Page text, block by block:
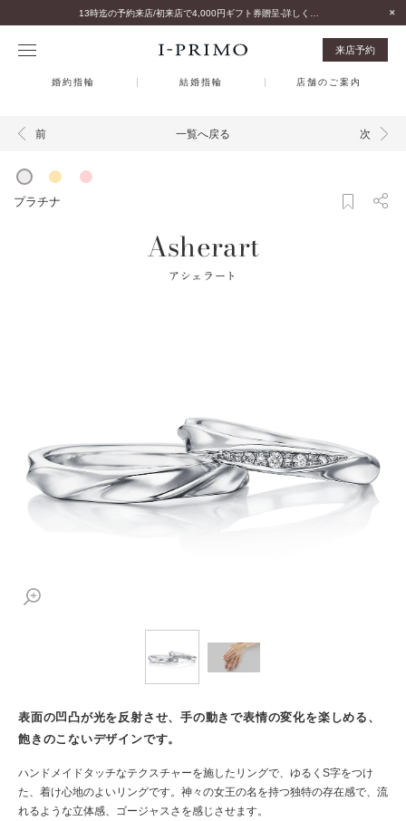
来店予約
婚約指輪 結婚指輪 店舗のご案内
前 一覧へ戻る 次
プラチナ
Asherart
アシェラート
表面の凹凸が光を反射させ、手の動きで表情の変化を楽しめる、
飽きのこないデザインです。
ハンドメイドタッチなテクスチャーを施したリングで、ゆるくS字をつけ
た、着け心地のよいリングです。神々の女王の名を持つ独特の存在感で、流
れるような立体感、ゴージャスさを感じさせます。